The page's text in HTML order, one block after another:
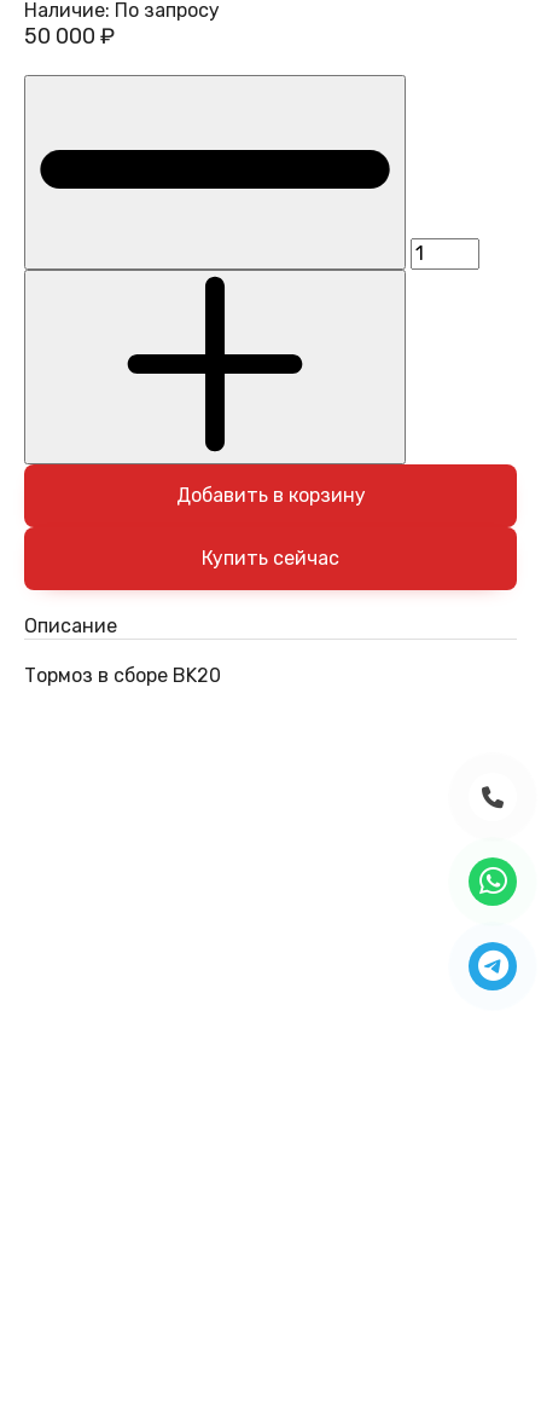
Наличие: По запросу
50 000 ₽
Добавить в корзину
Описание
Тормоз в сборе BK20